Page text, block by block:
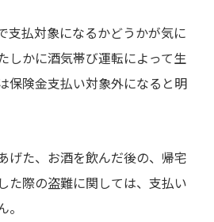
支払対象になるかどうかが気に
しかに酒気帯び運転によって生
保険金支払い対象外になると明
げた、お酒を飲んだ後の、帰宅
た際の盗難に関しては、支払い